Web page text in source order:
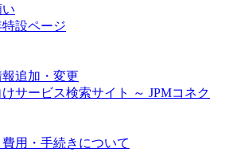
設ページ
追加・変更
サービス検索サイト ～ JPMコネク
用・手続きについて